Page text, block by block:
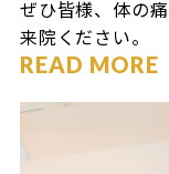
ぜひ皆様、体の
来院ください。
READ MORE